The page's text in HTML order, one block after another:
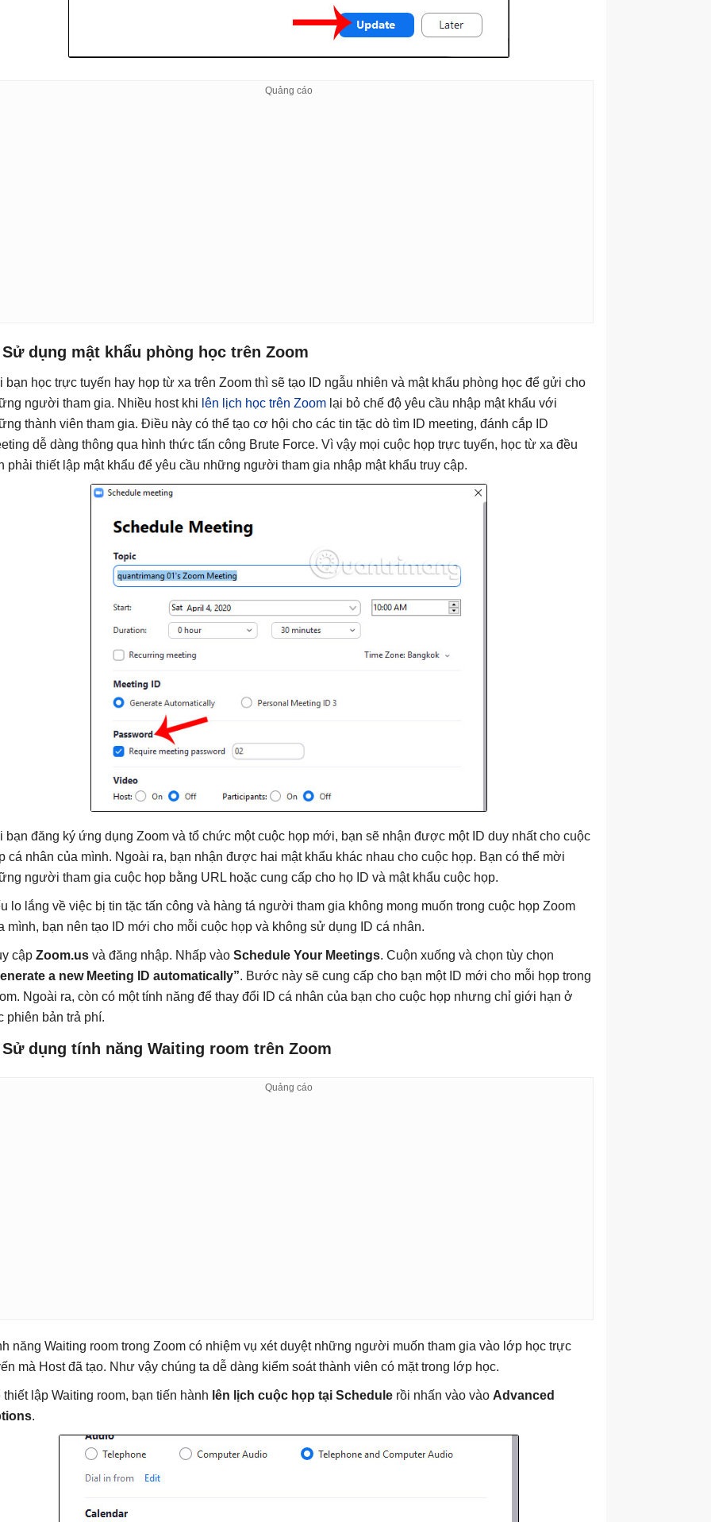
dụng mật khẩu phòng học trên Zoom
bạn học trực tuyến hay họp từ xa trên Zoom thì sẽ tạo ID ngẫu nhiên và mật khẩu phòng học để gửi cho
người tham gia. Nhiều host khi lên lịch học trên Zoom lại bỏ chế độ yêu cầu nhập mật khẩu với
thành viên tham gia. Điều này có thể tạo cơ hội cho các tin tặc dò tìm ID meeting, đánh cắp ID
dễ dàng thông qua hình thức tấn công Brute Force. Vì vậy mọi cuộc họp trực tuyến, học từ xa đều
phải thiết lập mật khẩu để yêu cầu những người tham gia nhập mật khẩu truy cập.
bạn đăng ký ứng dụng Zoom và tổ chức một cuộc họp mới, bạn sẽ nhận được một ID duy nhất cho cuộc
cá nhân của mình. Ngoài ra, bạn nhận được hai mật khẩu khác nhau cho cuộc họp. Bạn có thể mời
người tham gia cuộc họp bằng URL hoặc cung cấp cho họ ID và mật khẩu cuộc họp.
lo lắng về việc bị tin tặc tấn công và hàng tá người tham gia không mong muốn trong cuộc họp Zoom
mình, bạn nên tạo ID mới cho mỗi cuộc họp và không sử dụng ID cá nhân.
cập Zoom.us và đăng nhập. Nhấp vào Schedule Your Meetings. Cuộn xuống và chọn tùy chọn
a new Meeting ID automatically”. Bước này sẽ cung cấp cho bạn một ID mới cho mỗi họp trong
Ngoài ra, còn có một tính năng để thay đổi ID cá nhân của bạn cho cuộc họp nhưng chỉ giới hạn ở
phiên bản trả phí.
Sử dụng tính năng Waiting room trên Zoom
năng Waiting room trong Zoom có nhiệm vụ xét duyệt những người muốn tham gia vào lớp học trực
mà Host đã tạo. Như vậy chúng ta dễ dàng kiểm soát thành viên có mặt trong lớp học.
lập Waiting room, bạn tiến hành lên lịch cuộc họp tại Schedule rồi nhấn vào vào Advanced
.